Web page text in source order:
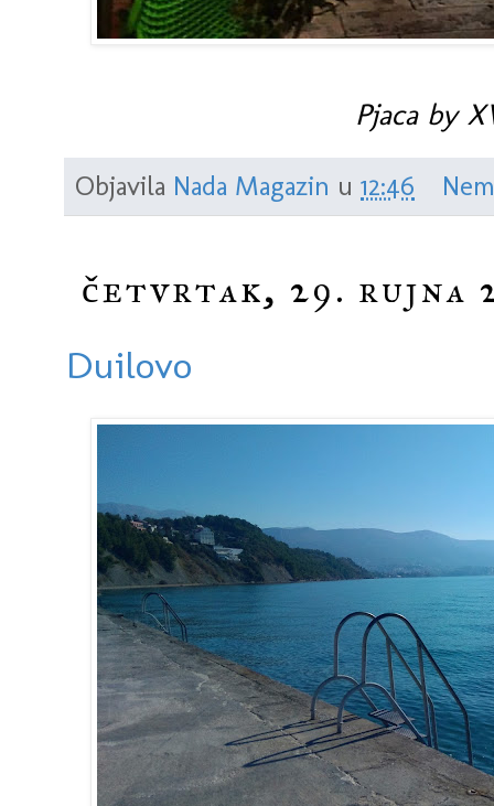
Pjaca by
Objavila Nada Magazin u 12:46
četvrtak, 29. rujna
Duilovo